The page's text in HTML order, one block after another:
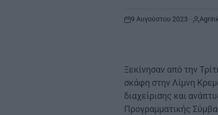
on
9 Αυγούστου 2023
Ξεκίνησαν από την
σκάφη στην Λίμνη
διαχείρισης και
Προγραμματικής